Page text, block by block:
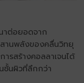
าต่อยอดจาก
านพลังของคลื่นวิทยุ
ารสร้างคอลลาเจนได้
ชั้นผิวที่ลึกกว่า